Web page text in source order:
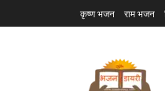
कृष्ण भजन राम भजन